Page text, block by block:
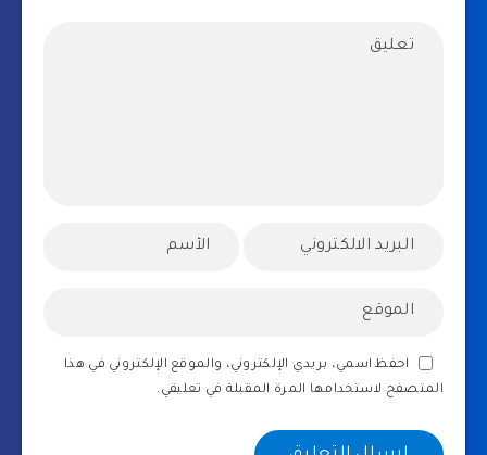
احفظ اسمي، بريدي الإلكتروني، والموقع الإلكتروني في هذا
المتصفح لاستخدامها المرة المقبلة في تعليقي.